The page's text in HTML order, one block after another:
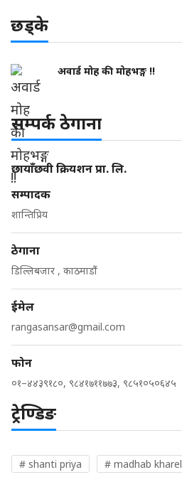
छड्के
अवार्ड मोह की मोहभङ्ग !!
सम्पर्क ठेगाना
छायाँछवी क्रियशन प्रा. लि.
सम्पादक
शान्तिप्रिय
ठेगाना
डिल्लिबजार , काठमाडौं
ईमेल
rangasansar@gmail.com
फोन
०१–४४३९१८०, ९८४१७११७७३, ९८५१०५०६४५
ट्रेण्डिङ
# shanti priya # madhab kharel